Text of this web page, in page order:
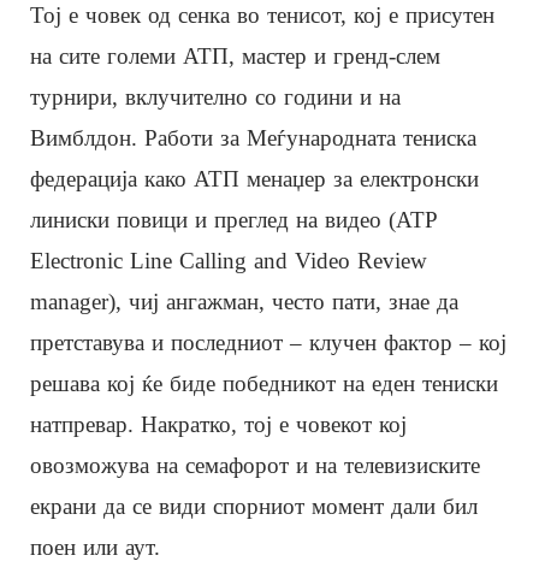
Тој е човек од сенка во тенисот, кој е присутен
на сите големи АТП, мастер и гренд-слем
турнири, вклучително со години и на
Вимблдон. Работи за Меѓународната тениска
федерација како АТП менаџер за електронски
линиски повици и преглед на видео (ATP
Electronic Line Calling and Video Review
manager), чиј ангажман, често пати, знае да
претставува и последниот – клучен фактор – кој
решава кој ќе биде победникот на еден тениски
натпревар. Накратко, тој е човекот кој
овозможува на семафорот и на телевизиските
екрани да се види спорниот момент дали бил
поен или аут.